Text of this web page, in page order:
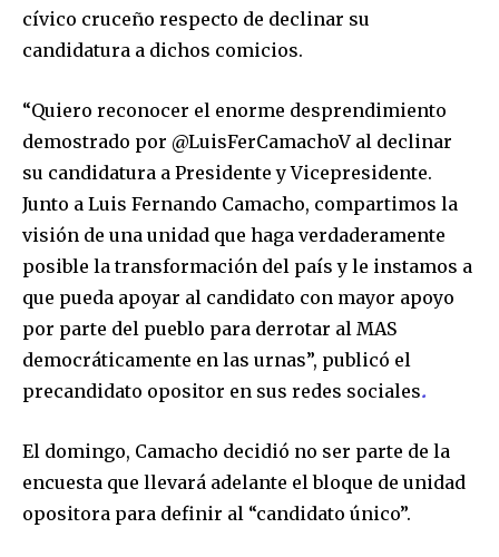
cívico cruceño respecto de declinar su
candidatura a dichos comicios.
“Quiero reconocer el enorme desprendimiento
demostrado por @LuisFerCamachoV al declinar
su candidatura a Presidente y Vicepresidente.
Junto a Luis Fernando Camacho, compartimos la
visión de una unidad que haga verdaderamente
posible la transformación del país y le instamos a
que pueda apoyar al candidato con mayor apoyo
por parte del pueblo para derrotar al MAS
democráticamente en las urnas”, publicó el
precandidato opositor en sus redes sociales.
El domingo, Camacho decidió no ser parte de la
encuesta que llevará adelante el bloque de unidad
opositora para definir al “candidato único”.